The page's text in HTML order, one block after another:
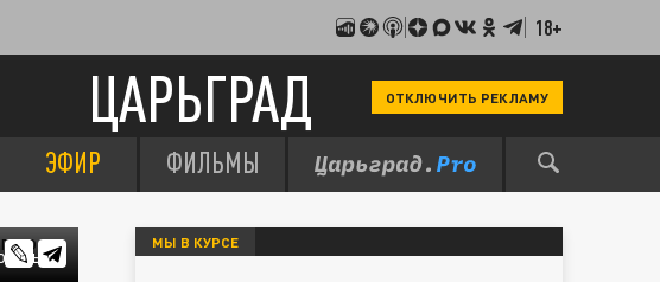
18+
ЦАРЬГРАД ОТКЛЮЧИТЬ РЕКЛАМУ
ЭФИР ФИЛЬМЫ
МЫ В КУРСЕ